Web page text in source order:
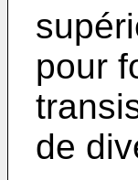
pour
de